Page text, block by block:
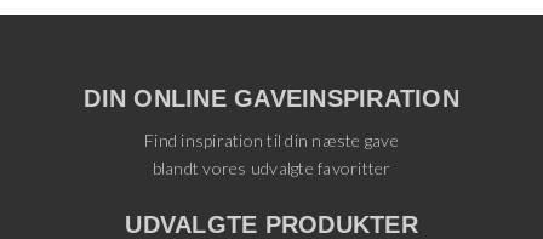
DIN ONLINE GAVEINSPIRATION
Find inspiration til din næste gave
blandt vores udvalgte favoritter
UDVALGTE PRODUKTER